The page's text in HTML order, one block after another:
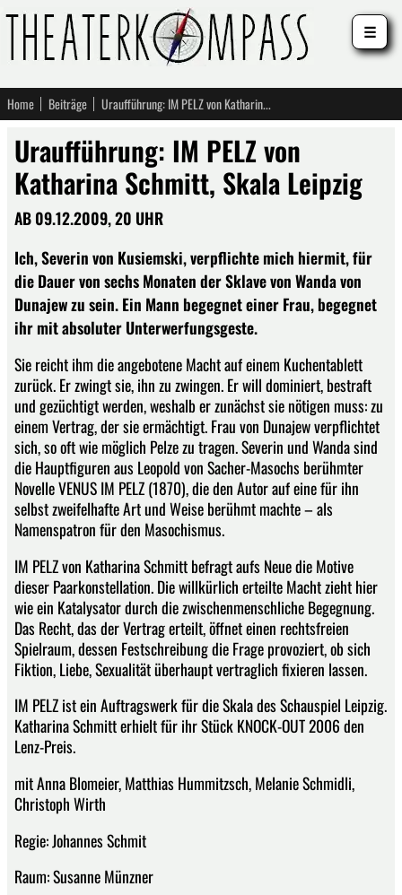
Home Beiträge Uraufführung: IM PELZ von Katharina Schmitt, Skala Leipzig
Uraufführung: IM PELZ von
Katharina Schmitt, Skala Leipzig
AB 09.12.2009, 20 UHR
Ich, Severin von Kusiemski, verpflichte mich hiermit, für
die Dauer von sechs Monaten der Sklave von Wanda von
Dunajew zu sein. Ein Mann begegnet einer Frau, begegnet
ihr mit absoluter Unterwerfungsgeste.
Sie reicht ihm die angebotene Macht auf einem Kuchentablett
zurück. Er zwingt sie, ihn zu zwingen. Er will dominiert, bestraft
und gezüchtigt werden, weshalb er zunächst sie nötigen muss: zu
einem Vertrag, der sie ermächtigt. Frau von Dunajew verpflichtet
sich, so oft wie möglich Pelze zu tragen. Severin und Wanda sind
die Hauptfiguren aus Leopold von Sacher-Masochs berühmter
Novelle VENUS IM PELZ (1870), die den Autor auf eine für ihn
selbst zweifelhafte Art und Weise berühmt machte – als
Namenspatron für den Masochismus.
IM PELZ von Katharina Schmitt befragt aufs Neue die Motive
dieser Paarkonstellation. Die willkürlich erteilte Macht zieht hier
wie ein Katalysator durch die zwischenmenschliche Begegnung.
Das Recht, das der Vertrag erteilt, öffnet einen rechtsfreien
Spielraum, dessen Festschreibung die Frage provoziert, ob sich
Fiktion, Liebe, Sexualität überhaupt vertraglich fixieren lassen.
IM PELZ ist ein Auftragswerk für die Skala des Schauspiel Leipzig.
Katharina Schmitt erhielt für ihr Stück KNOCK-OUT 2006 den
Lenz-Preis.
mit Anna Blomeier, Matthias Hummitzsch, Melanie Schmidli,
Christoph Wirth
Regie: Johannes Schmit
Raum: Susanne Münzner
☰